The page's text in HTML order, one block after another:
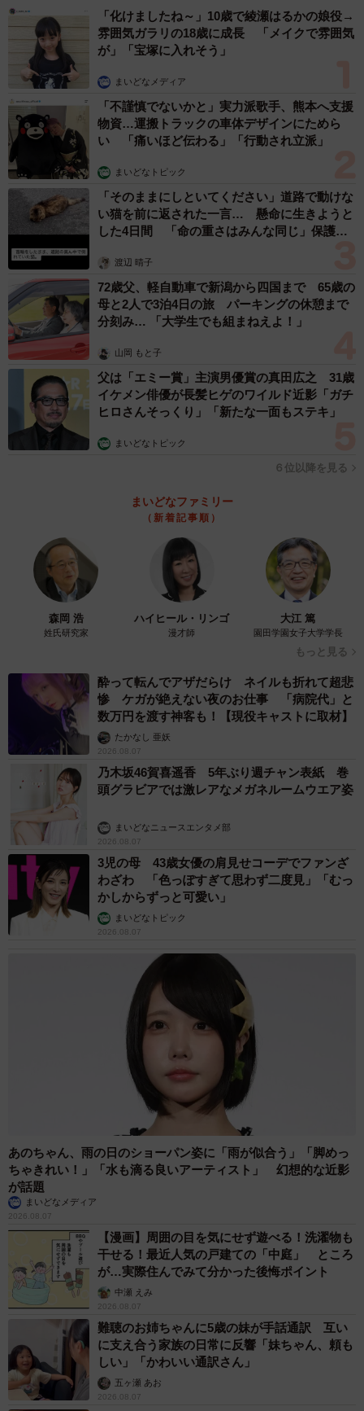
「化けましたね～」10歳で綾瀬はるかの娘役→
雰囲気ガラリの18歳に成長 「メイクで雰囲気
が」「宝塚に入れそう」
まいどなメディア
「不謹慎でないかと」実力派歌手、熊本へ支援
物資…運搬トラックの車体デザインにためら
い 「痛いほど伝わる」「行動され立派」
まいどなトピック
「そのままにしといてください」道路で動けな
い猫を前に返された一言… 懸命に生きようと
した4日間 「命の重さはみんな同じ」保護団
渡辺 晴子
72歳父、軽自動車で新潟から四国まで 65歳の
母と2人で3泊4日の旅 パーキングの休憩まで
分刻み… 「大学生でも組まねえよ！」
山岡 もと子
父は「エミー賞」主演男優賞の真田広之 31歳
イケメン俳優が長髪ヒゲのワイルド近影「ガチ
ヒロさんそっくり」「新たな一面もステキ」
まいどなトピック
６位以降を見る
まいどなファミリー
（新着記事順）
森岡 浩
姓氏研究家
ハイヒール・リンゴ
漫才師
大江 篤
園田学園女子大学学長
もっと見る
酔って転んでアザだらけ ネイルも折れて超悲
惨 ケガが絶えない夜のお仕事 「病院代」と
数万円を渡す神客も！【現役キャストに取材】
たかなし 亜妖
2026.08.07
乃木坂46賀喜遥香 5年ぶり週チャン表紙 巻
頭グラビアでは激レアなメガネルームウエア姿
まいどなニュースエンタメ部
2026.08.07
3児の母 43歳女優の肩見せコーデでファンざ
わざわ 「色っぽすぎて思わず二度見」「むっ
かしからずっと可愛い」
まいどなトピック
2026.08.07
あのちゃん、雨の日のショーパン姿に「雨が似合う」「脚めっ
ちゃきれい！」「水も滴る良いアーティスト」 幻想的な近影
が話題
まいどなメディア
2026.08.07
【漫画】周囲の目を気にせず遊べる！洗濯物も
干せる！最近人気の戸建ての「中庭」 ところ
が…実際住んでみて分かった後悔ポイント
中瀬 えみ
2026.08.07
難聴のお姉ちゃんに5歳の妹が手話通訳 互い
に支え合う家族の日常に反響「妹ちゃん、頼も
しい」「かわいい通訳さん」
五ヶ瀬 あお
2026.08.07